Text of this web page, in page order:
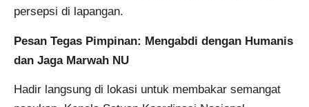
persepsi di lapangan.
Pesan Tegas Pimpinan: Mengabdi dengan Humanis
dan Jaga Marwah NU
Hadir langsung di lokasi untuk membakar semangat